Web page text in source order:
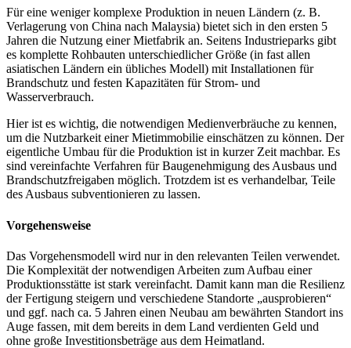
Für eine weniger komplexe Produktion in neuen Ländern (z. B.
Verlagerung von China nach Malaysia) bietet sich in den ersten 5
Jahren die Nutzung einer Mietfabrik an. Seitens Industrieparks gibt
es komplette Rohbauten unterschiedlicher Größe (in fast allen
asiatischen Ländern ein übliches Modell) mit Installationen für
Brandschutz und festen Kapazitäten für Strom- und
Wasserverbrauch.
Hier ist es wichtig, die notwendigen Medienverbräuche zu kennen,
um die Nutzbarkeit einer Mietimmobilie einschätzen zu können. Der
eigentliche Umbau für die Produktion ist in kurzer Zeit machbar. Es
sind vereinfachte Verfahren für Baugenehmigung des Ausbaus und
Brandschutzfreigaben möglich. Trotzdem ist es verhandelbar, Teile
des Ausbaus subventionieren zu lassen.
Vorgehensweise
Das Vorgehensmodell wird nur in den relevanten Teilen verwendet.
Die Komplexität der notwendigen Arbeiten zum Aufbau einer
Produktionsstätte ist stark vereinfacht. Damit kann man die Resilienz
der Fertigung steigern und verschiedene Standorte „ausprobieren“
und ggf. nach ca. 5 Jahren einen Neubau am bewährten Standort ins
Auge fassen, mit dem bereits in dem Land verdienten Geld und
ohne große Investitionsbeträge aus dem Heimatland.